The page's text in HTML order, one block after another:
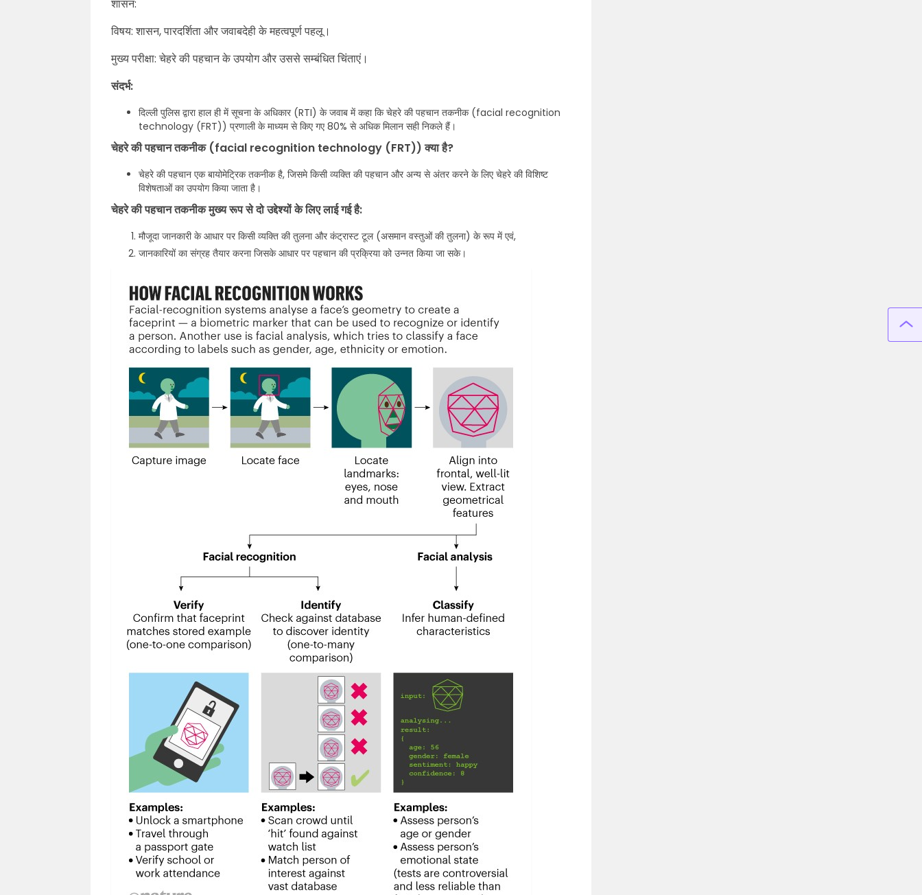
शासन:
विषय: शासन, पारदर्शिता और जवाबदेही के महत्वपूर्ण पहलू।
मुख्य परीक्षा: चेहरे की पहचान के उपयोग और उससे सम्बंधित चिंताएं।
संदर्भ:
दिल्ली पुलिस द्वारा हाल ही में सूचना के अधिकार (RTI) के जवाब में कहा कि चेहरे की पहचान तकनीक (facial recognition
technology (FRT)) प्रणाली के माध्यम से किए गए 80% से अधिक मिलान सही निकले हैं।
चेहरे की पहचान तकनीक (facial recognition technology (FRT)) क्या है?
चेहरे की पहचान एक बायोमेट्रिक तकनीक है, जिसमे किसी व्यक्ति की पहचान और अन्य से अंतर करने के लिए चेहरे की विशिष्ट
विशेषताओं का उपयोग किया जाता है।
चेहरे की पहचान तकनीक मुख्य रूप से दो उद्देश्यों के लिए लाई गई है:
मौजूदा जानकारी के आधार पर किसी व्यक्ति की तुलना और कंट्रास्ट टूल (असमान वस्तुओं की तुलना) के रूप में एवं,
जानकारियों का संग्रह तैयार करना जिसके आधार पर पहचान की प्रक्रिया को उन्नत किया जा सके।